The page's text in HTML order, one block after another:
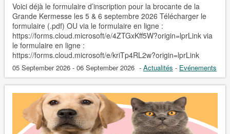
Voici déjà le formulaire d’inscription pour la brocante de la
Grande Kermesse les 5 & 6 septembre 2026 Télécharger le
formulaire (.pdf) OU via le formulaire en ligne :
https://forms.cloud.microsoft/e/4ZTGxKff5W?origin=lprLink via
le formulaire en ligne :
https://forms.cloud.microsoft/e/kriTp4RL2w?origin=lprLink
05 September 2026 - 06 September 2026 - Actualités - Evénements